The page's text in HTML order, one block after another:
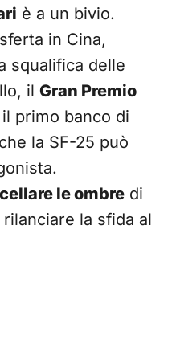
è a un bivio.
in Cina,
squalifica delle
il Gran Premio
primo banco di
la SF-25 può
le ombre di
la sfida al